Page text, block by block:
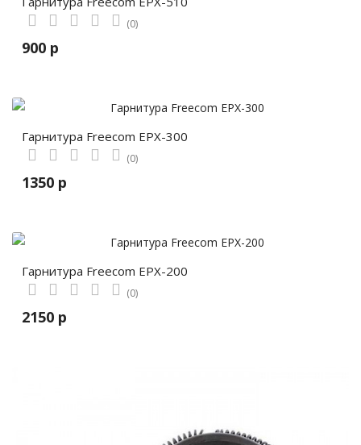
(0)
900 р
Гарнитура Freecom EPX-300
(0)
1350 р
Гарнитура Freecom EPX-200
(0)
2150 р